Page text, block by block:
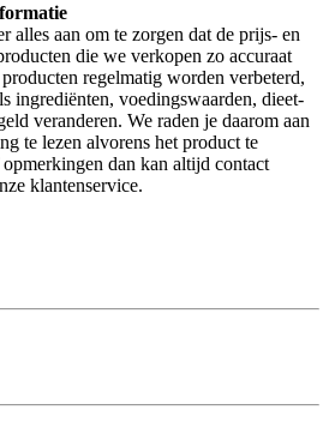
aan om te zorgen dat de prijs- en
die we verkopen zo accuraat
regelmatig worden verbeterd,
ingrediënten, voedingswaarden, dieet-
veranderen. We raden je daarom aan
te lezen alvorens het product te
dan kan altijd contact
klantenservice.